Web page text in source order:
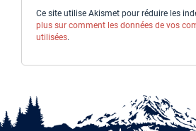
Ce site utilise Akismet pour réduire les
plus sur comment les données de vos
utilisées.